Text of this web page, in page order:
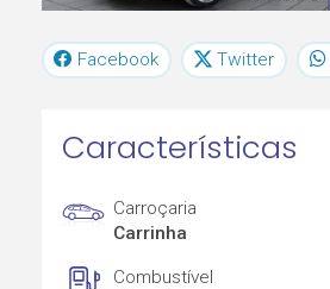
Facebook Twitter
Características
Carroçaria
Carrinha
Combustível